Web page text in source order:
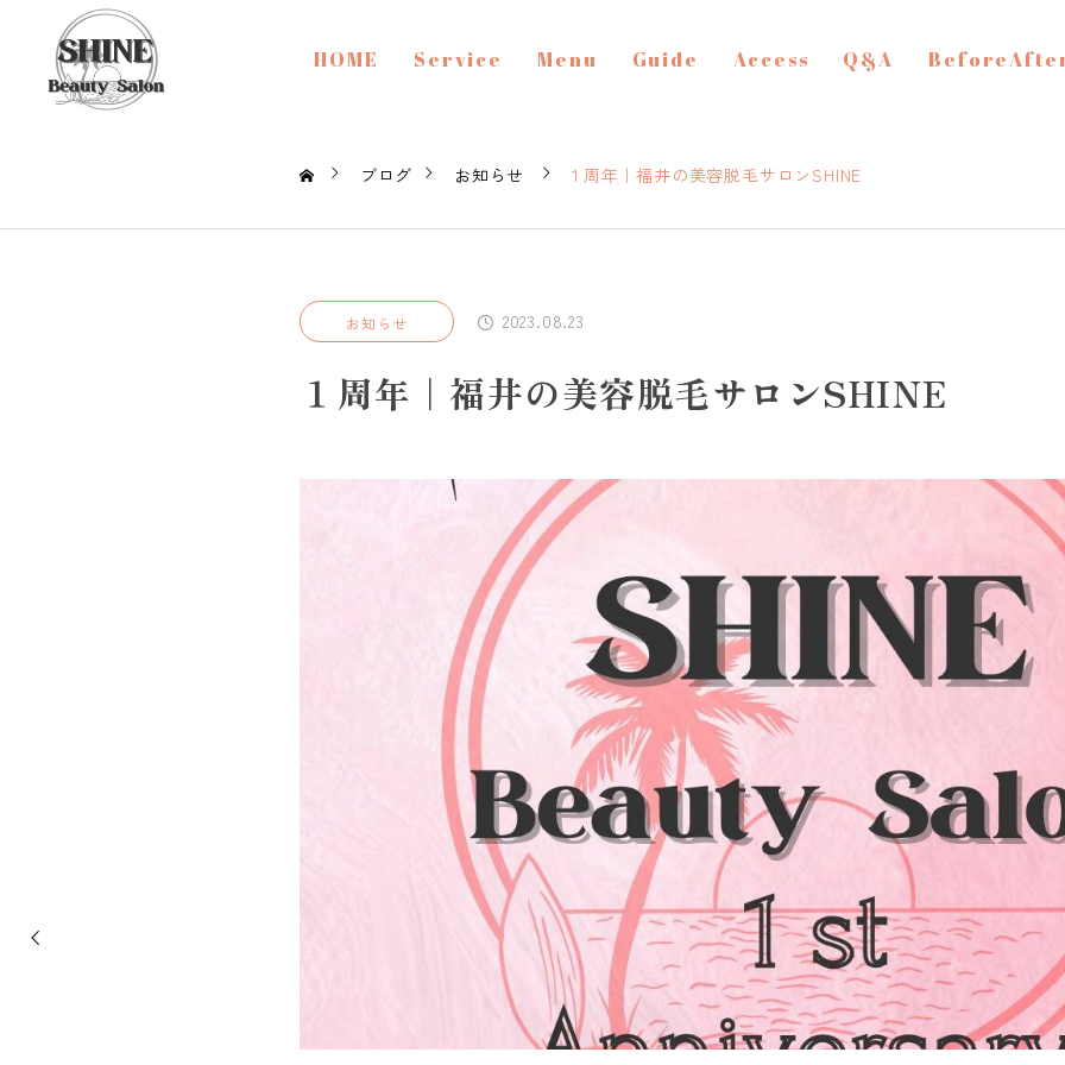
HOME Service Menu Guide Access Q&A
ブログ お知らせ １周年｜福井の美容脱毛サロンSHINE
お知らせ 2023.08.23
１周年｜福井の美容脱毛サロンSHINE